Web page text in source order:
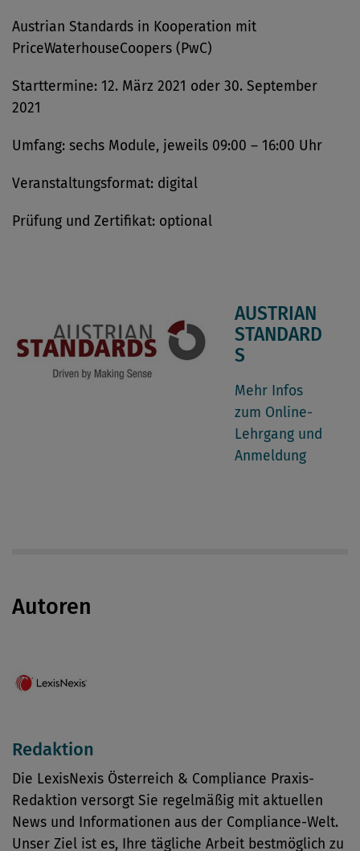
Austrian Standards in Kooperation mit
PriceWaterhouseCoopers (PwC)
Starttermine: 12. März 2021 oder 30. September
2021
Umfang: sechs Module, jeweils 09:00 – 16:00 Uhr
Veranstaltungsformat: digital
Prüfung und Zertifikat: optional
AUSTRIAN
STANDARD
S
Mehr Infos
zum Online-
Lehrgang und
Anmeldung
Autoren
Redaktion
Die LexisNexis Österreich & Compliance Praxis-
Redaktion versorgt Sie regelmäßig mit aktuellen
News und Informationen aus der Compliance-Welt.
Unser Ziel ist es, Ihre tägliche Arbeit bestmöglich zu